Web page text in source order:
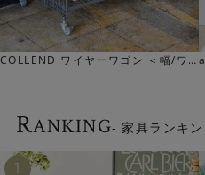
高い耐久性と機能性
しっかりとしたスチール素材
コーナーラック
RANKING- 家具ランキ